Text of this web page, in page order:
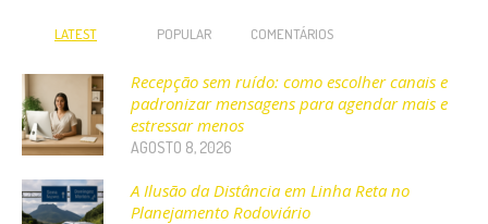
LATEST POPULAR COMENTÁRIOS
Recepção sem ruído: como escolher canais e
padronizar mensagens para agendar mais e
estressar menos
AGOSTO 8, 2026
A Ilusão da Distância em Linha Reta no
Planejamento Rodoviário